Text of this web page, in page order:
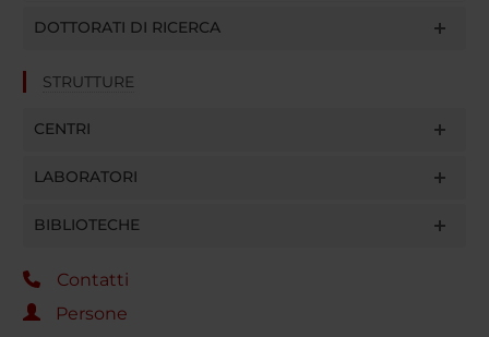
DOTTORATI DI RICERCA
STRUTTURE
CENTRI
LABORATORI
BIBLIOTECHE
Contatti
Persone